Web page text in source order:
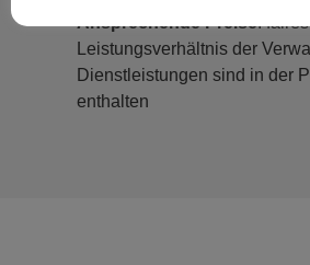
Ansprechende Preise:
Leistungsverhältnis der
Dienstleistungen sind in der
enthalten